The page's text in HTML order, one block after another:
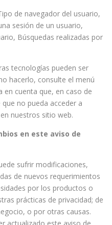
de navegador del usuario,
sesión de un usuario,
Búsquedas realizadas por
tecnologías pueden ser
hacerlo, consulte el menú
en cuenta que, en caso de
no pueda acceder a
nuestros sitio web.
en este aviso de
sufrir modificaciones,
de nuevos requerimientos
por los productos o
prácticas de privacidad; de
o por otras causas.
actualizado este aviso de